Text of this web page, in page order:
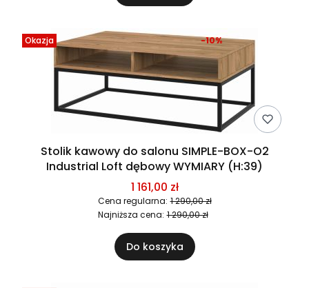
Okazja
Stolik kawowy do salonu SIMPLE-BOX-O2
Industrial Loft dębowy WYMIARY (H:39)
1 161,00 zł
Cena regularna: 1 290,00 zł
-10%
Najniższa cena: 1 290,00 zł
Do koszyka